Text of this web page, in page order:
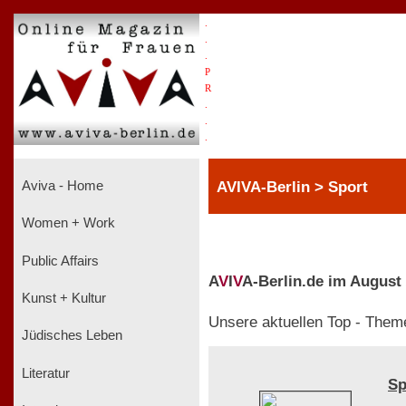
P
R
Aviva - Home
Women + Work
Public Affairs
Kunst + Kultur
Jüdisches Leben
Literatur
AVIVA-Berlin > Sport
AVIVA-Berlin.de im August
Unsere aktuellen Top -